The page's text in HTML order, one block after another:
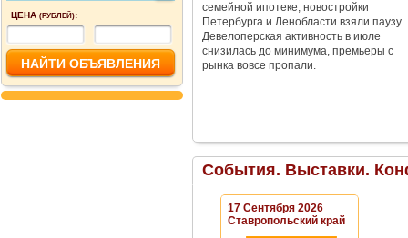
ЦЕНА (РУБЛЕЙ):
-
семейной ипотеке, новостройки
Петербурга и Ленобласти взяли паузу.
Девелоперская активность в июле
снизилась до минимума, премьеры с
рынка вовсе пропали.
События. Выставки.
17 Сентября 2026
Ставропольский край